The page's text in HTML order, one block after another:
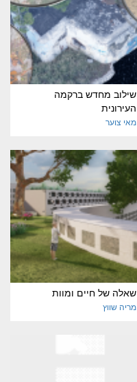
שילוב מחדש ברקמה
העירונית
מאי צוער
שאלה של חיים ומוות
מריה שווץ